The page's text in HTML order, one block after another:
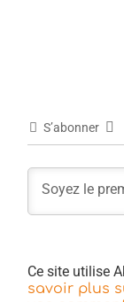
S’abonner
Ce site utilise
savoir plus